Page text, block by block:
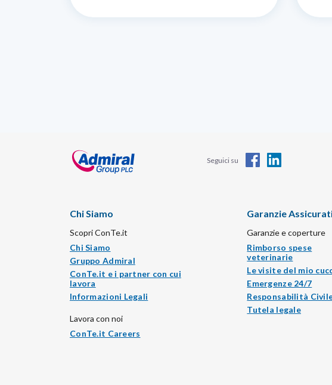
Seguici su
Chi Siamo
Scopri ConTe.it
Chi Siamo
Gruppo Admiral
ConTe.it e i partner con cui
lavora
Informazioni Legali
Lavora con noi
ConTe.it Careers
Garanzie
Garanzie e coperture
Rimborso spese
veterinarie
Le visite del mio
Emergenze 24/7
Responsabilità
Tutela legale